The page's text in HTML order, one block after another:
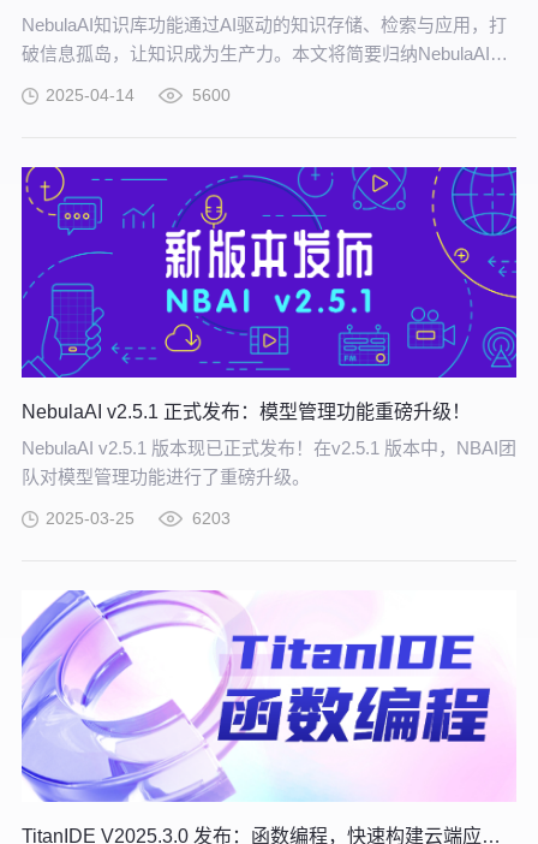
NebulaAI知识库功能通过AI驱动的知识存储、检索与应用，打
破信息孤岛，让知识成为生产力。本文将简要归纳NebulaAI用
所创建的部分应用。
2025-04-14 5600
NebulaAI v2.5.1 正式发布：模型管理功能重磅升级！
NebulaAI v2.5.1 版本现已正式发布！在v2.5.1 版本中，NBAI团
队对模型管理功能进行了重磅升级。
2025-03-25 6203
TitanIDE V2025.3.0 发布：函数编程，快速构建云端应用！